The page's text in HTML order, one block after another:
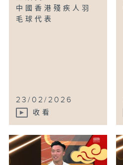
中國香港殘疾人羽
毛球代表
23/02/2026
收看